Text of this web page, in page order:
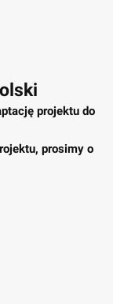
projektu do
prosimy o